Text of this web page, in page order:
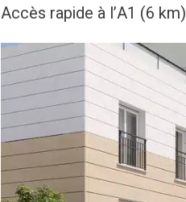
Accès rapide à l’A1 (6